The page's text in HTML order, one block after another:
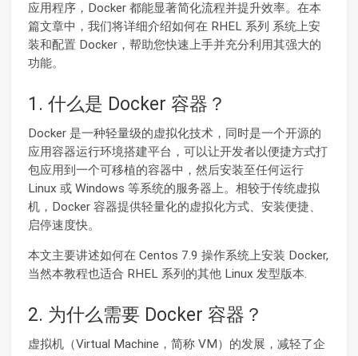
应用程序，Docker 都能显著简化流程并提升效率。在本
篇文章中，我们将详细介绍如何在 RHEL 系列 系统上安
装和配置 Docker，帮助您快速上手并充分利用其强大的
功能。
1. 什么是 Docker 容器？
Docker 是一种轻量级的虚拟化技术，同时是一个开源的
应用容器运行环境搭建平台，可以让开发者以便捷方式打
包应用到一个可移植的容器中，然后安装至任何运行
Linux 或 Windows 等系统的服务器上。相较于传统虚拟
机，Docker 容器提供轻量化的虚拟化方式、安装便捷、
启停速度快。
本文主要讲述如何在 Centos 7.9 操作系统上安装 Docker,
当然本教程也适合 RHEL 系列的其他 Linux 发型版本.
2. 为什么需要 Docker 容器？
虚拟机（Virtual Machine，简称 VM）的发展，减轻了企